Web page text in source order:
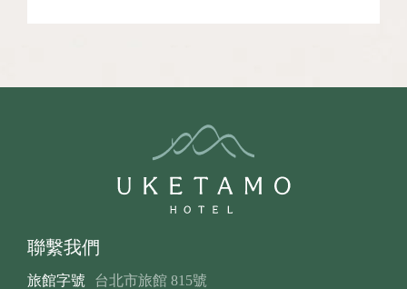
聯繫我們
旅館字號
台北市旅館 815號